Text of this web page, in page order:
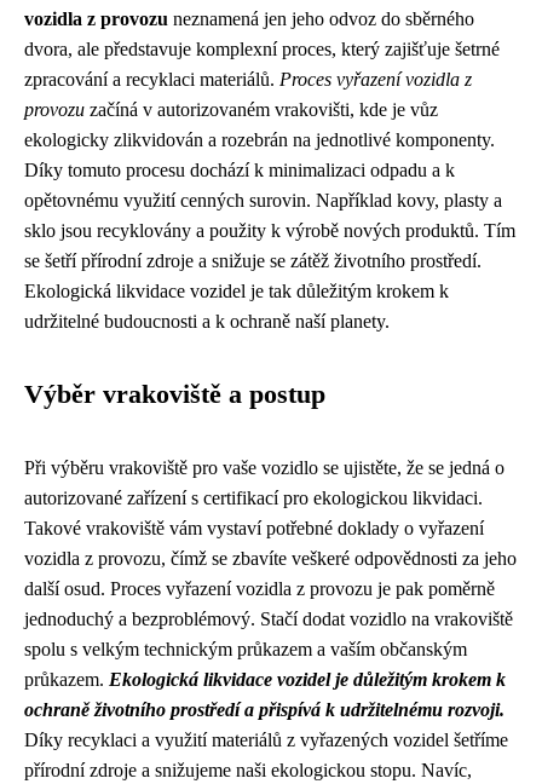
vozidla z provozu neznamená jen jeho odvoz do sběrného
dvora, ale představuje komplexní proces, který zajišťuje šetrné
zpracování a recyklaci materiálů. Proces vyřazení vozidla z
provozu začíná v autorizovaném vrakovišti, kde je vůz
ekologicky zlikvidován a rozebrán na jednotlivé komponenty.
Díky tomuto procesu dochází k minimalizaci odpadu a k
opětovnému využití cenných surovin. Například kovy, plasty a
sklo jsou recyklovány a použity k výrobě nových produktů. Tím
se šetří přírodní zdroje a snižuje se zátěž životního prostředí.
Ekologická likvidace vozidel je tak důležitým krokem k
udržitelné budoucnosti a k ochraně naší planety.
Výběr vrakoviště a postup
Při výběru vrakoviště pro vaše vozidlo se ujistěte, že se jedná o
autorizované zařízení s certifikací pro ekologickou likvidaci.
Takové vrakoviště vám vystaví potřebné doklady o vyřazení
vozidla z provozu, čímž se zbavíte veškeré odpovědnosti za jeho
další osud. Proces vyřazení vozidla z provozu je pak poměrně
jednoduchý a bezproblémový. Stačí dodat vozidlo na vrakoviště
spolu s velkým technickým průkazem a vaším občanským
průkazem. Ekologická likvidace vozidel je důležitým krokem k
ochraně životního prostředí a přispívá k udržitelnému rozvoji.
Díky recyklaci a využití materiálů z vyřazených vozidel šetříme
přírodní zdroje a snižujeme naši ekologickou stopu. Navíc,